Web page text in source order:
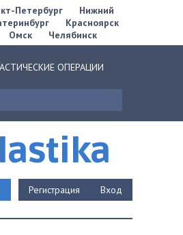
Петербург
Нижний
Красноярск
Омск Челябинск
ОПЕРАЦИИ
Регистрация Вход